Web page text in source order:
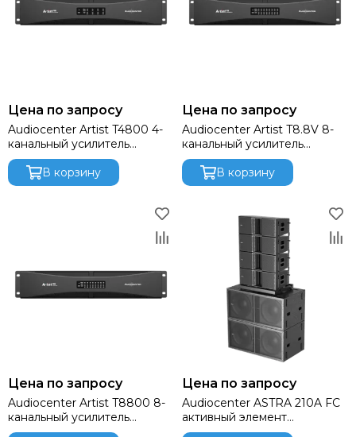
Цена по запросу
Audiocenter Artist T4800 4-
канальный усилитель
мощности
В корзину
Цена по запросу
Audiocenter Artist T8.8V 8-
канальный усилитель
мощности
В корзину
Цена по запросу
Audiocenter Artist T8800 8-
канальный усилитель
мощности
Цена по запросу
Audiocenter ASTRA 210A FC
активный элемент
линейного массива